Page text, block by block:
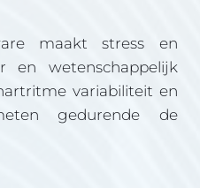
maakt stress en
en wetenschappelijk
variabiliteit en
gedurende de